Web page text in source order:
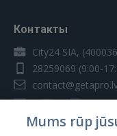
Контакты
City24 SIA,
28259069 (9:00-
Mums rūp